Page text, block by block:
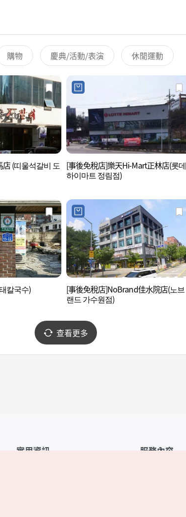
購物 慶典/活動/表演 休閒運動
(띠울석갈비 도 [事後免稅店]樂天Hi-Mart正林店(롯데
하이마트 정림점)
칼국수)
[事後免稅店]NoBrand佳水院店(노브
랜드 가수원점)
查看更多
實用資訊 服務內容